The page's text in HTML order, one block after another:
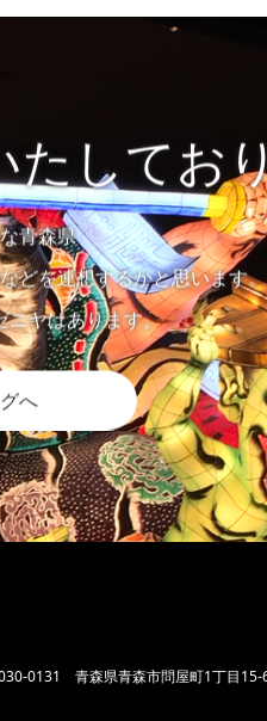
たしてお
青森県
どを連想するかと思います。
ニヤはあります。
へ
0131 青森県青森市問屋町1丁目15-